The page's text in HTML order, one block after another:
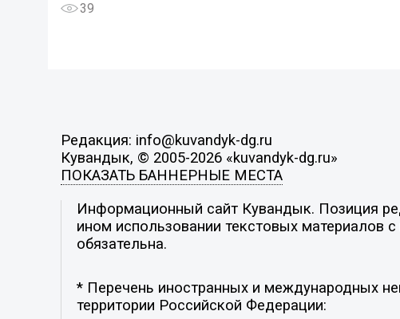
39
Редакция: info@kuvandyk-dg.ru
Кувандык, © 2005-2026 «kuvandyk-dg.ru»
ПОКАЗАТЬ БАННЕРНЫЕ МЕСТА
Информационный сайт Кувандык. Позиция
ином использовании текстовых материалов
обязательна.
* Перечень иностранных и международных
территории Российской Федерации: